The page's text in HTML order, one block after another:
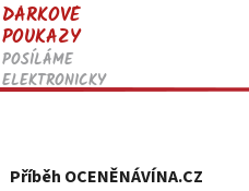
DÁRKOVÉ
POUKAZY
POSÍLÁME
ELEKTRONICKY
Příběh OCENĚNÁVÍNA.CZ